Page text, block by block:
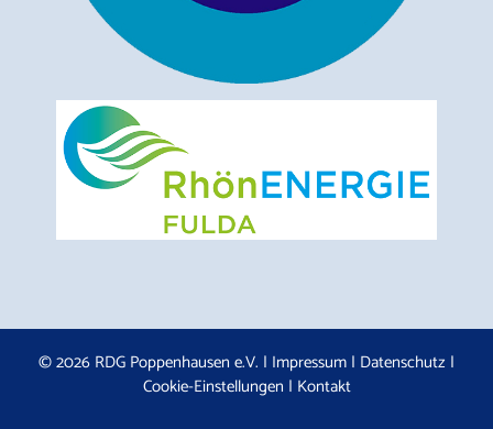
© 2026 RDG Poppenhausen e.V. | Impressum | Datenschutz |
Cookie-Einstellungen | Kontakt